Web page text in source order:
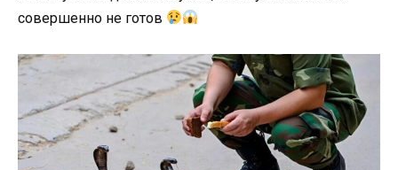
совершенно не готов